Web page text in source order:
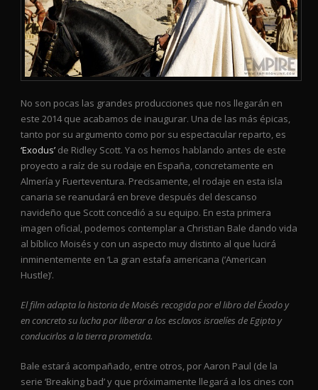
No son pocas las grandes producciones que nos llegarán en
este 2014 que acabamos de inaugurar. Una de las más épicas,
tanto por su argumento como por su espectacular reparto, es
‘Exodus’ de Ridley Scott. Ya os hemos hablando antes de este
proyecto a raíz de su rodaje en España, concretamente en
Almería y Fuerteventura. Precisamente, el rodaje en esta isla
canaria se reanudará en breve después del descanso
navideño que Scott concedió a su equipo. En esta primera
imagen oficial, podemos contemplar a Christian Bale dando vida
al bíblico Moisés y con un aspecto muy distinto al que lucirá
inminentemente en ‘La gran estafa americana (‘American
Hustle)’.
El film adapta la historia de Moisés recogida por el libro del Éxodo y
en concreto su lucha por liberar a los esclavos israelíes de Egipto y
conducirlos a la tierra prometida.
Bale estará acompañado, entre otros, por Aaron Paul (de la
serie ‘Breaking bad’ y que próximamente llegará a los cines con